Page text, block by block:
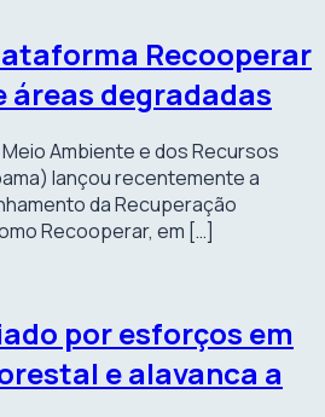
Recooperar
áreas degradadas
Ambiente e dos Recursos
lançou recentemente a
da Recuperação
Recooperar, em […]
por esforços em
e alavanca a